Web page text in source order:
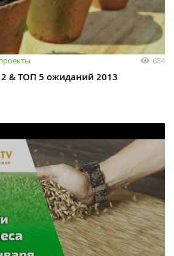
684
& ТОП 5 ожиданий 2013